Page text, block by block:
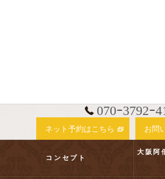
070ｰ3792ｰ
ネット予約はこちら お問
コンセプト
大阪阿